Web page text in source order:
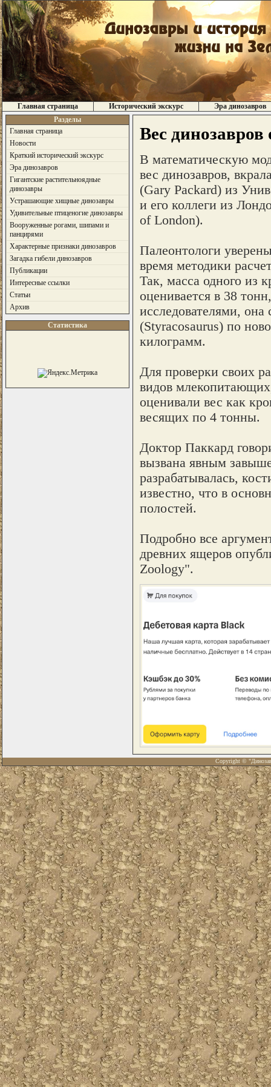
Главная страница Исторический экскурс
Эра динозавров
Разделы
Главная страница
Новости
Краткий исторический экскурс
Эра динозавров
Гигантские растительноядные
динозавры
Устрашающие хищные динозавры
Удивительные птиценогие динозавры
Вооруженные рогами, шипами и
панцирями
Характерные признаки динозавров
Загадка гибели динозавров
Публикации
Интересные ссылки
Статьи
Архив
Статистика
Вес
В математическую
вес динозавров,
(Gary Packard) из
и его коллеги из
of London).
Палеонтологи
время методики
Так, масса одного из
оценивается в 38
исследователями,
(Styracosaurus) по
килограмм.
Для проверки своих
видов
оценивали вес как
весящих по 4 тонны.
Доктор Паккард
вызвана явным
разрабатывалась,
известно, что в
полостей.
Подробно все
древних ящеров
Zoology".
Copyright ©